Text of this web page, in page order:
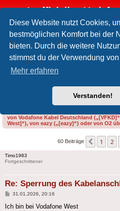
Diese Website nutzt Cookies,
bestmöglichen Komfort bei der
bieten. Durch die weitere
stimmst du der Verwendung
Mehr erfahren
Verstanden!
Inoffizielles
FAQ
Foren-Übersicht Internet und Telefon
Sperrung des
Bitte gib bei der Erstellung eines Threads
von Vodafone Kabel Deutschland
West]“), von eazy („[eazy]“) oder von O2
60 Beiträge 1 2
Timo1983
Fortgeschrittener
Re: Sperrung des
Beitrag
31.01.2026, 20:16
Ich bin bei Vodafone West